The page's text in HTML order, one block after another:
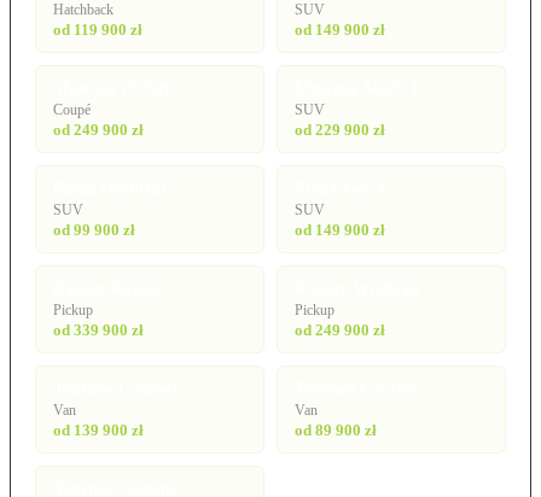
Hatchback
od 119 900 zł
SUV
od 149 900 zł
Coupé
od 249 900 zł
SUV
od 229 900 zł
SUV
od 99 900 zł
SUV
od 149 900 zł
Pickup
od 339 900 zł
Pickup
od 249 900 zł
Van
od 139 900 zł
Van
od 89 900 zł